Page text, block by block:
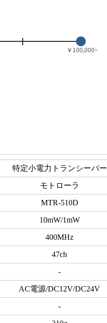
特定小電力トランシーバー
モトローラ
MTR-510D
10mW/1mW
400MHz
47ch
-
AC電源/DC12V/DC24V
-